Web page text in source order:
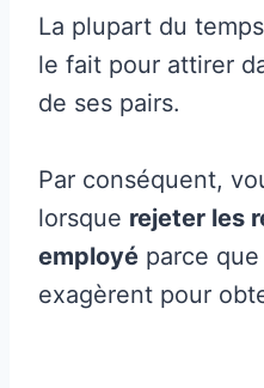
La plupart du
le fait pour attirer
de ses pairs.
Par conséquent,
lorsque rejeter les
employé parce
exagèrent pour